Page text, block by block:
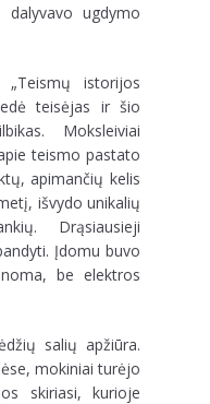
ugdymo
„Teismų istorijos
teisėjas ir šio
Moksleiviai
teismo pastato
apimančių kelis
išvydo unikalių
Drąsiausieji
Įdomu buvo
be elektros
salių apžiūra.
mokiniai turėjo
skiriasi, kurioje